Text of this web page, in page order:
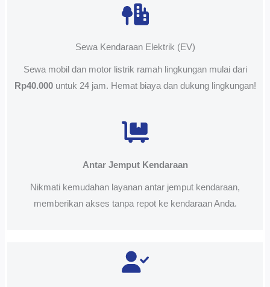
Sewa Kendaraan Elektrik (EV)
Sewa mobil dan motor listrik ramah lingkungan mulai dari
Rp40.000untuk 24 jam. Hemat biaya dan dukung lingkungan!
Antar Jemput Kendaraan
Nikmati kemudahan layanan antar jemput kendaraan,
memberikan akses tanpa repot ke kendaraan Anda.